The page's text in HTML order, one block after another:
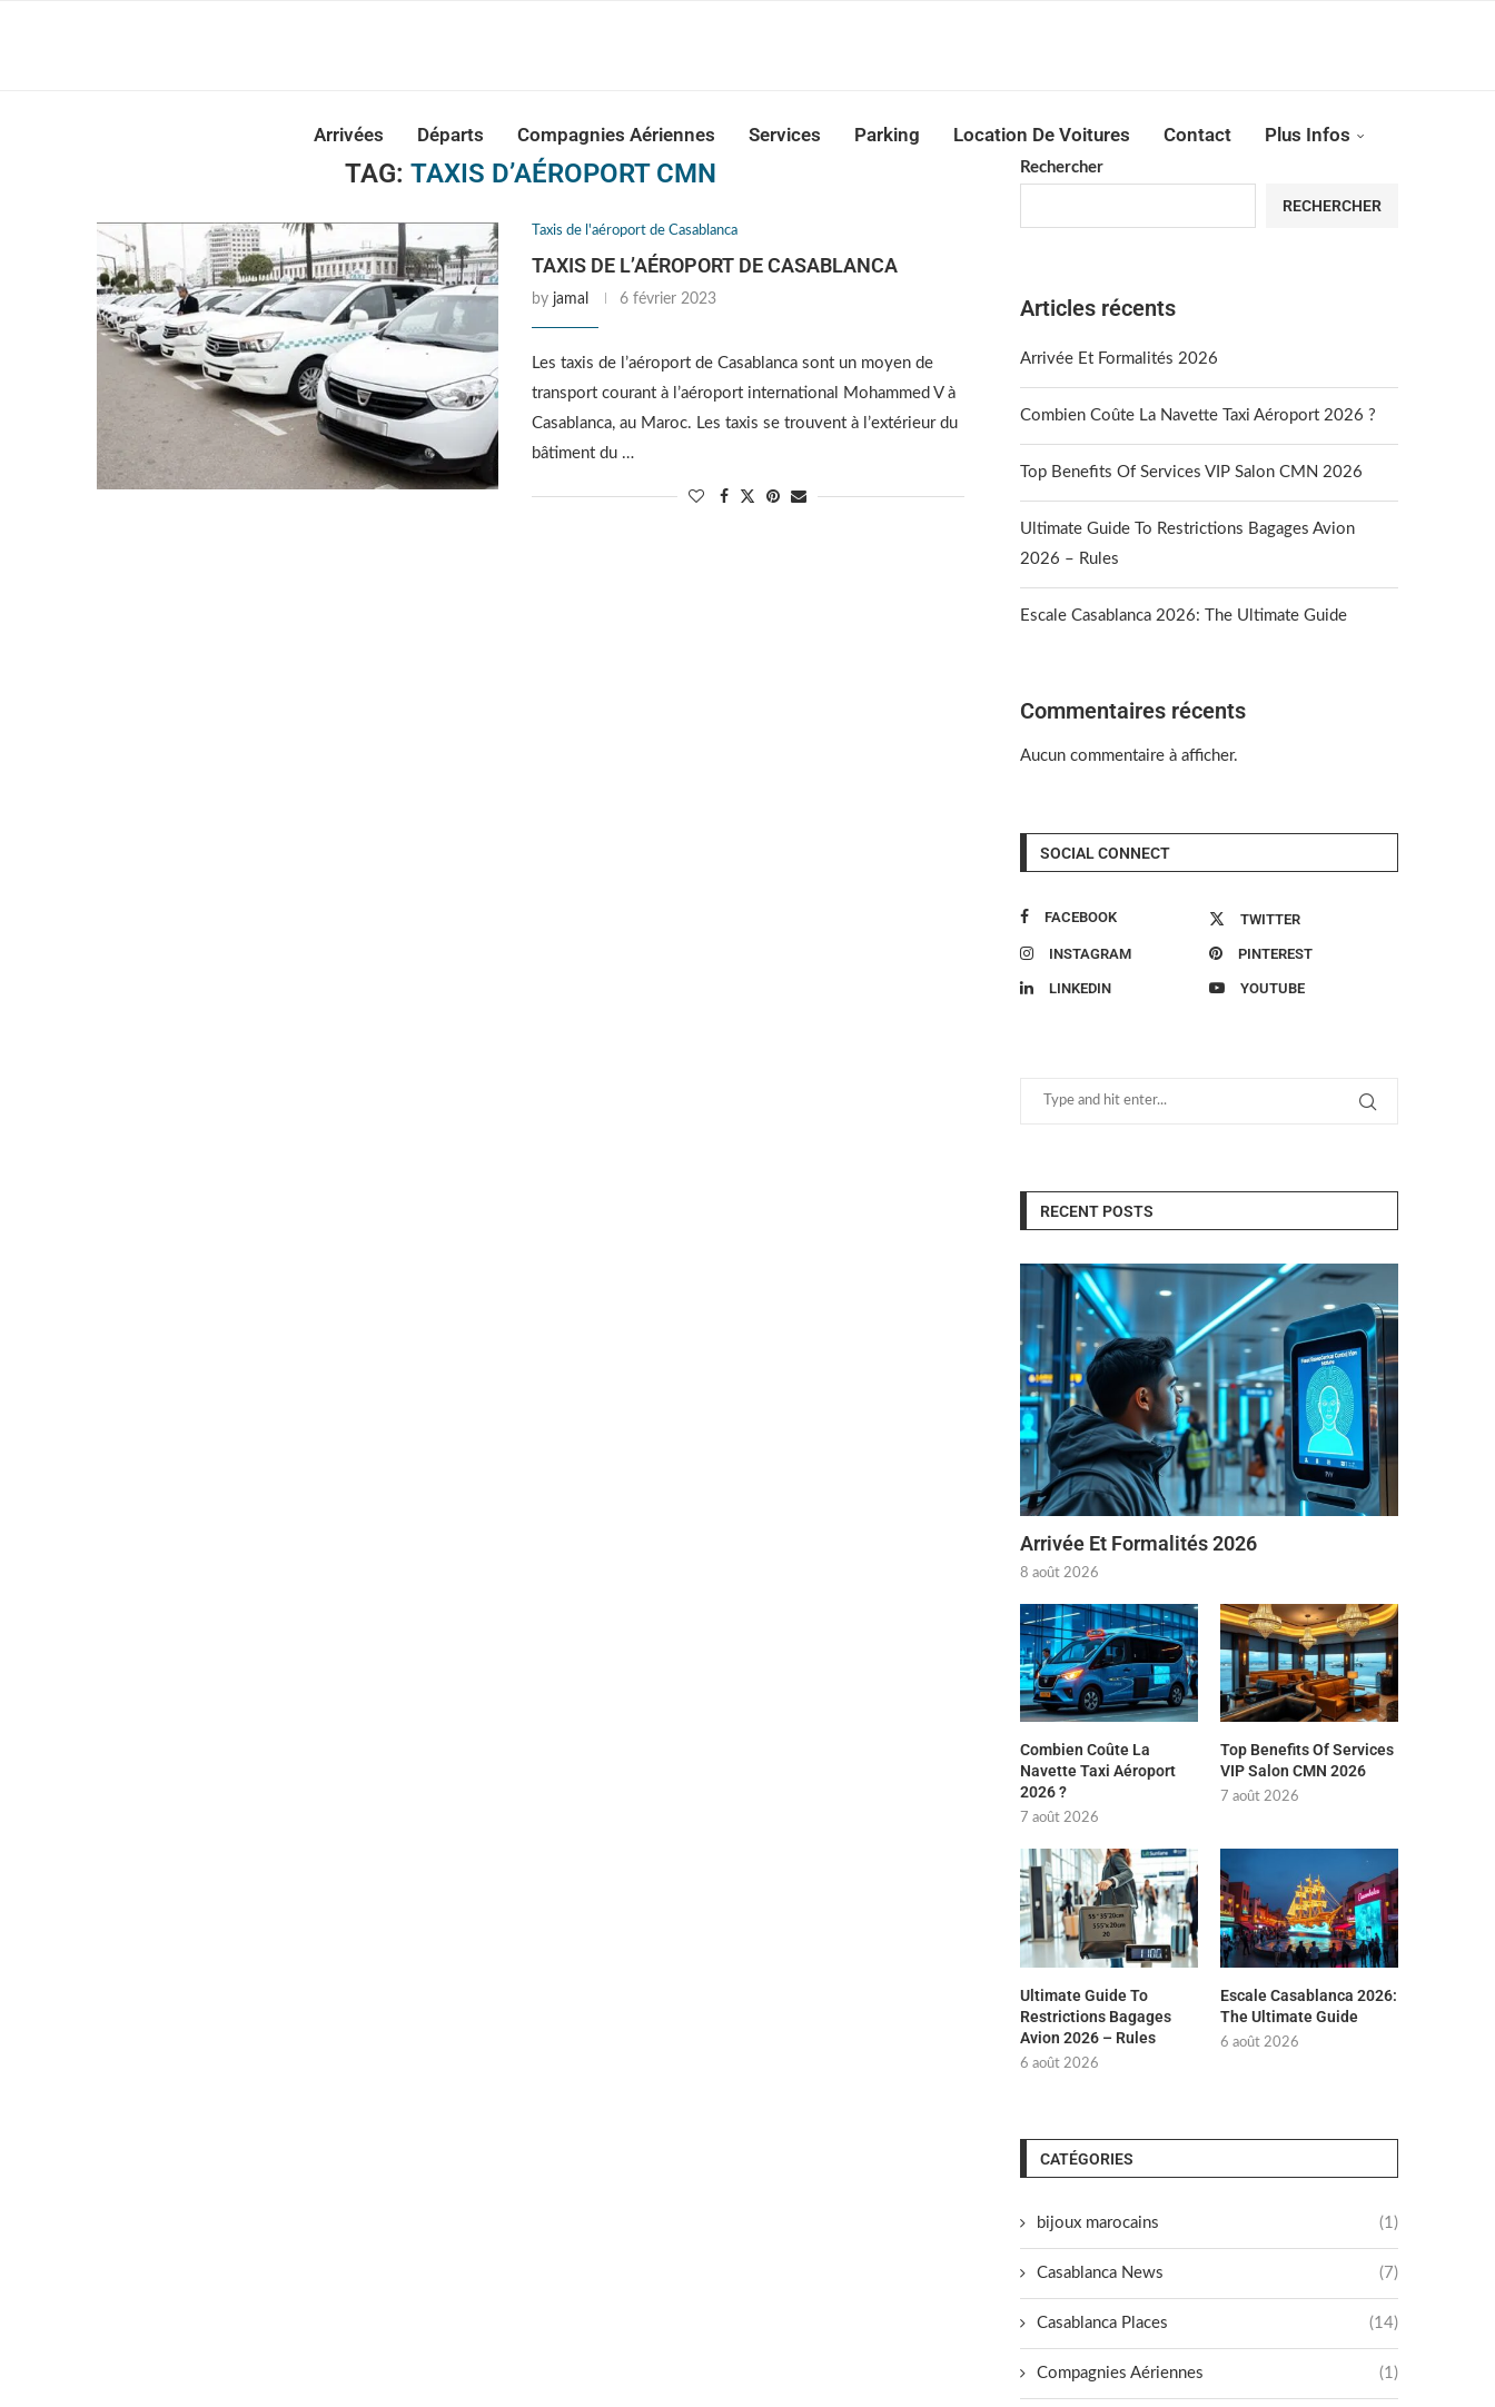
Arrivées Départs Compagnies Aériennes Services Parking Location De Voitures Contact Plus Infos
TAG: TAXIS D’AÉROPORT CMN
Taxis de l'aéroport de Casablanca
TAXIS DE L’AÉROPORT DE CASABLANCA
by jamal 6 février 2023
Les taxis de l’aéroport de Casablanca sont un moyen de
transport courant à l’aéroport international Mohammed V à
Casablanca, au Maroc. Les taxis se trouvent à l’extérieur du
bâtiment du …
Rechercher
RECHERCHER
Articles récents
Arrivée Et Formalités 2026
Combien Coûte La Navette Taxi Aéroport 2026 ?
Top Benefits Of Services VIP Salon CMN 2026
Ultimate Guide To Restrictions Bagages Avion
2026 – Rules
Escale Casablanca 2026: The Ultimate Guide
Commentaires récents
Aucun commentaire à afficher.
SOCIAL CONNECT
FACEBOOK TWITTER
INSTAGRAM PINTEREST
LINKEDIN YOUTUBE
RECENT POSTS
Arrivée Et Formalités 2026
8 août 2026
Combien Coûte La
Navette Taxi Aéroport
2026 ?
7 août 2026
Top Benefits Of Services
VIP Salon CMN 2026
7 août 2026
Ultimate Guide To
Restrictions Bagages
Avion 2026 – Rules
6 août 2026
Escale Casablanca 2026:
The Ultimate Guide
6 août 2026
CATÉGORIES
bijoux marocains (1)
Casablanca News (7)
Casablanca Places (14)
Compagnies Aériennes (1)